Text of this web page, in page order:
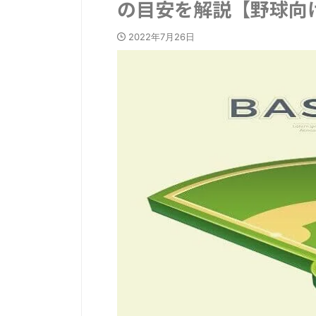
の目安を解説【野球向
2022年7月26日